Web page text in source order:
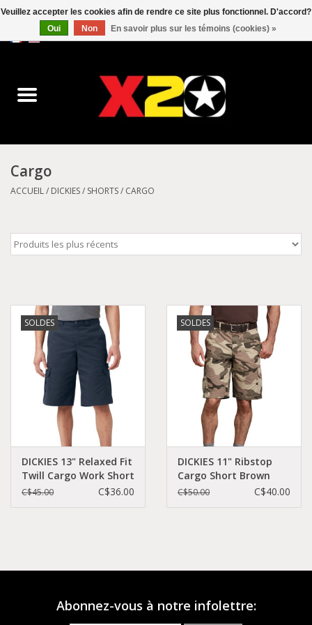
0 Articles - C$0.00
Converse
Kickers
Dickies
Demonia
Autres marques
Vêtements
Accessoires
Cargo
ACCUEIL/ DICKIES/ SHORTS/ CARGO
SOLDES
DICKIES 13" Relaxed Fit
Twill Cargo Work Short
Dark Navy - WR557DN
C$45.00 C$36.00
SOLDES
DICKIES 11" Ribstop
Cargo Short Brown
Olve Camo -
C$50.00 C$40.00
Abonnez-vous à notre infolettre:
Veuillez accepter les cookies afin de rendre ce site plus fonctionnel. D'accord?
Oui
Non En savoir plus sur les témoins (cookies) »